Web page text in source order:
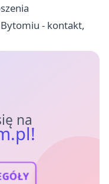
- kontakt,
na